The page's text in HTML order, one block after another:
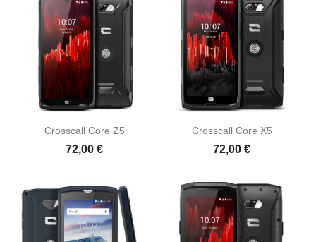
Crosscall Core Z5
72,00 €
Crosscall Core X5
72,00 €